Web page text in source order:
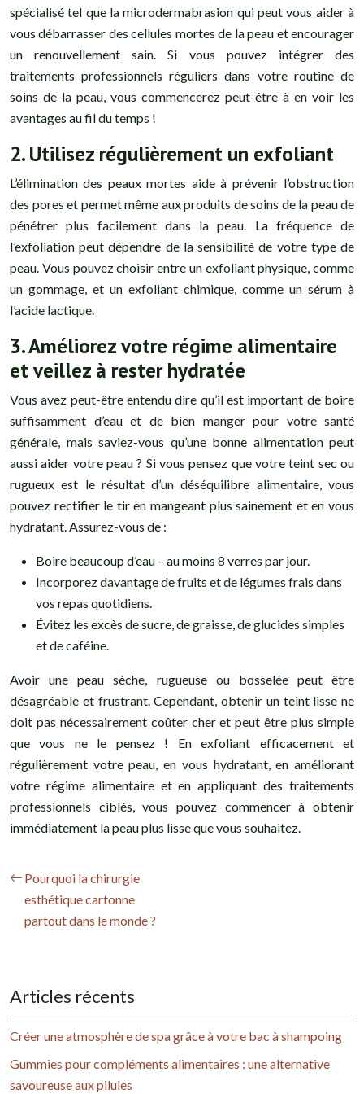
spécialisé tel que la microdermabrasion qui peut vous aider à
vous débarrasser des cellules mortes de la peau et encourager
un renouvellement sain. Si vous pouvez intégrer des
traitements professionnels réguliers dans votre routine de
soins de la peau, vous commencerez peut-être à en voir les
avantages au fil du temps !
2. Utilisez régulièrement un exfoliant
L’élimination des peaux mortes aide à prévenir l’obstruction
des pores et permet même aux produits de soins de la peau de
pénétrer plus facilement dans la peau. La fréquence de
l’exfoliation peut dépendre de la sensibilité de votre type de
peau. Vous pouvez choisir entre un exfoliant physique, comme
un gommage, et un exfoliant chimique, comme un sérum à
l’acide lactique.
3. Améliorez votre régime alimentaire
et veillez à rester hydratée
Vous avez peut-être entendu dire qu’il est important de boire
suffisamment d’eau et de bien manger pour votre santé
générale, mais saviez-vous qu’une bonne alimentation peut
aussi aider votre peau ? Si vous pensez que votre teint sec ou
rugueux est le résultat d’un déséquilibre alimentaire, vous
pouvez rectifier le tir en mangeant plus sainement et en vous
hydratant. Assurez-vous de :
Boire beaucoup d’eau – au moins 8 verres par jour.
Incorporez davantage de fruits et de légumes frais dans
vos repas quotidiens.
Évitez les excès de sucre, de graisse, de glucides simples
et de caféine.
Avoir une peau sèche, rugueuse ou bosselée peut être
désagréable et frustrant. Cependant, obtenir un teint lisse ne
doit pas nécessairement coûter cher et peut être plus simple
que vous ne le pensez ! En exfoliant efficacement et
régulièrement votre peau, en vous hydratant, en améliorant
votre régime alimentaire et en appliquant des traitements
professionnels ciblés, vous pouvez commencer à obtenir
immédiatement la peau plus lisse que vous souhaitez.
Pourquoi la chirurgie
esthétique cartonne
partout dans le monde ?
Articles récents
Créer une atmosphère de spa grâce à votre bac à shampoing
Gummies pour compléments alimentaires : une alternative
savoureuse aux pilules